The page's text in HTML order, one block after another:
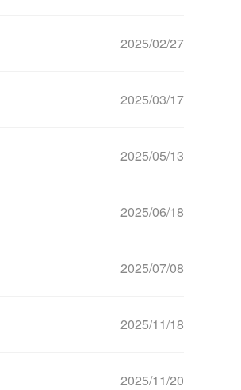
2025/02/27
2025/03/17
2025/05/13
2025/06/18
2025/07/08
2025/11/18
2025/11/20